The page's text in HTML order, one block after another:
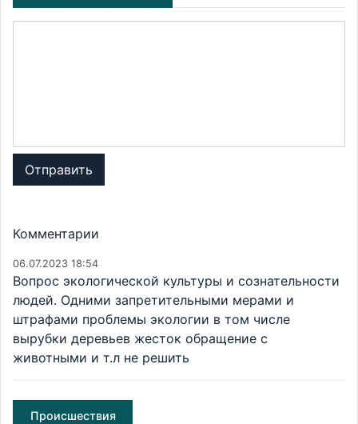
Отправить
Комментарии
06.07.2023 18:54
Вопрос экологической культуры и сознательности
людей. Одними запретительными мерами и
штрафами проблемы экологии в том числе
вырубки деревьев жесток обращение с
животными и т.л не решить
Происшествия